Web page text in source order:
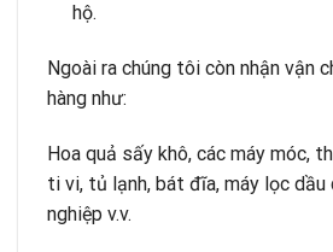
hộ.
Ngoài ra chúng tôi còn nhận vận
hàng như:
Hoa quả sấy khô, các máy móc,
ti vi, tủ lạnh, bát đĩa, máy lọc dầu
nghiệp v.v.